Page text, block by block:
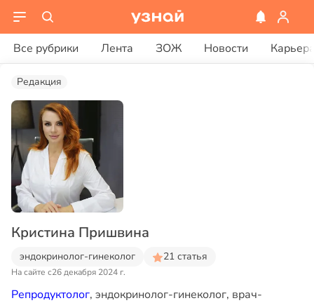
Все рубрики Лента ЗОЖ Новости
Редакция
Кристина Пришвина
эндокринолог-гинеколог 21 статья
На сайте с26 декабря 2024 г.
Репродуктолог, эндокринолог-гинеколог, врач-